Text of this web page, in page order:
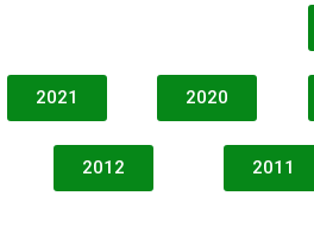
2021 2020
2012 2011